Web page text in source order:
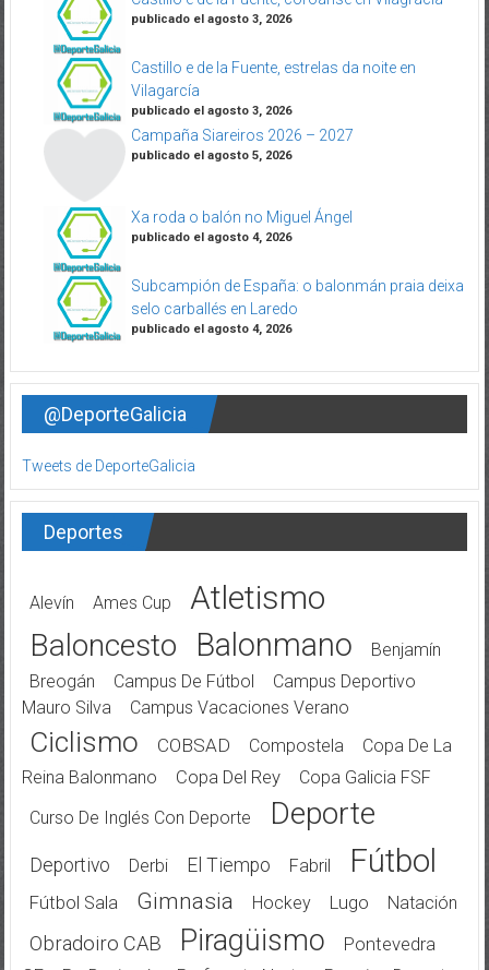
publicado el agosto 3, 2026
Castillo e de la Fuente, estrelas da noite en
Vilagarcía
publicado el agosto 3, 2026
Campaña Siareiros 2026 – 2027
publicado el agosto 5, 2026
Xa roda o balón no Miguel Ángel
publicado el agosto 4, 2026
Subcampión de España: o balonmán praia deixa
selo carballés en Laredo
publicado el agosto 4, 2026
@DeporteGalicia
Tweets de DeporteGalicia
Deportes
Alevín Ames Cup Atletismo
Baloncesto Balonmano
Benjamín
Breogán
Campus De Fútbol
Campus Deportivo
Mauro Silva
Campus Vacaciones Verano
Ciclismo COBSAD Compostela
Copa De La
Reina Balonmano
Copa Del Rey
Copa Galicia FSF
Curso De Inglés Con Deporte
Deporte
Deportivo Derbi El Tiempo Fabril Fútbol
Fútbol Sala Gimnasia Hockey Lugo Natación
Obradoiro CAB Piragüismo
Pontevedra